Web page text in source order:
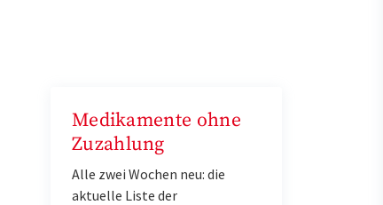
Medikamente ohne
Zuzahlung
Alle zwei Wochen neu: die
aktuelle Liste der